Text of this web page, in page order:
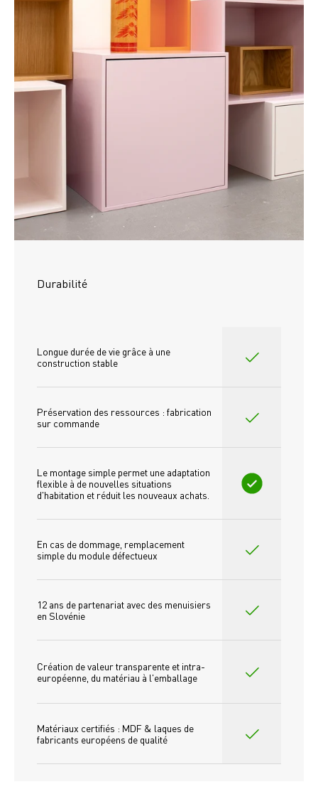
Durabilité
Longue durée de vie grâce à une
construction stable
Préservation des ressources : fabrication
sur commande
Le montage simple permet une adaptation
flexible à de nouvelles situations
d'habitation et réduit les nouveaux achats.
En cas de dommage, remplacement
simple du module défectueux
12 ans de partenariat avec des menuisiers
en Slovénie
Création de valeur transparente et intra-
européenne, du matériau à l'emballage
Matériaux certifiés : MDF & laques de
fabricants européens de qualité